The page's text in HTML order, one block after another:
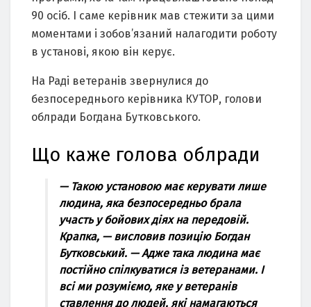
90 осіб. І саме керівник мав стежити за цими
моментами і зобов’язаний налагодити роботу
в установі, якою він керує.
На Раді ветеранів звернулися до
безпосереднього керівника КУТОР, голови
облради Богдана Бутковського.
Що каже голова облради
— Такою установою має керувати лише
людина, яка безпосередньо брала
участь у бойових діях на передовій.
Крапка, — висловив позицію Богдан
Бутковський. — Адже така людина має
постійно спілкуватися із ветеранами. І
всі ми розуміємо, яке у ветеранів
ставлення до людей, які намагаються